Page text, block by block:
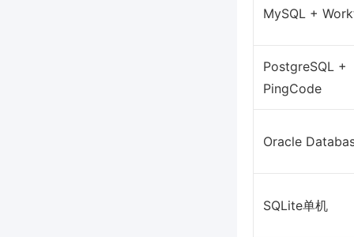
MySQL +
PostgreSQL +
PingCode
Oracle
SQLite单机